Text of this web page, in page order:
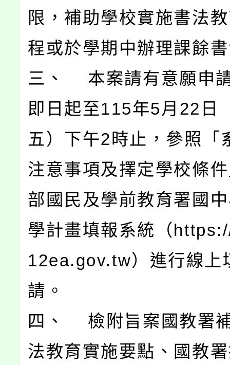
限，補助學校實施書法
程或於學期中辦理課餘
三、 本案請有意願申
即日起至115年5月22日
五）下午2時止，參照「
注意事項及擇定學校條
部國民及學前教育署國
學計畫填報系統（
12ea.gov.tw）進行線上
請。
四、 檢附旨案國教署
法教育實施要點、國教